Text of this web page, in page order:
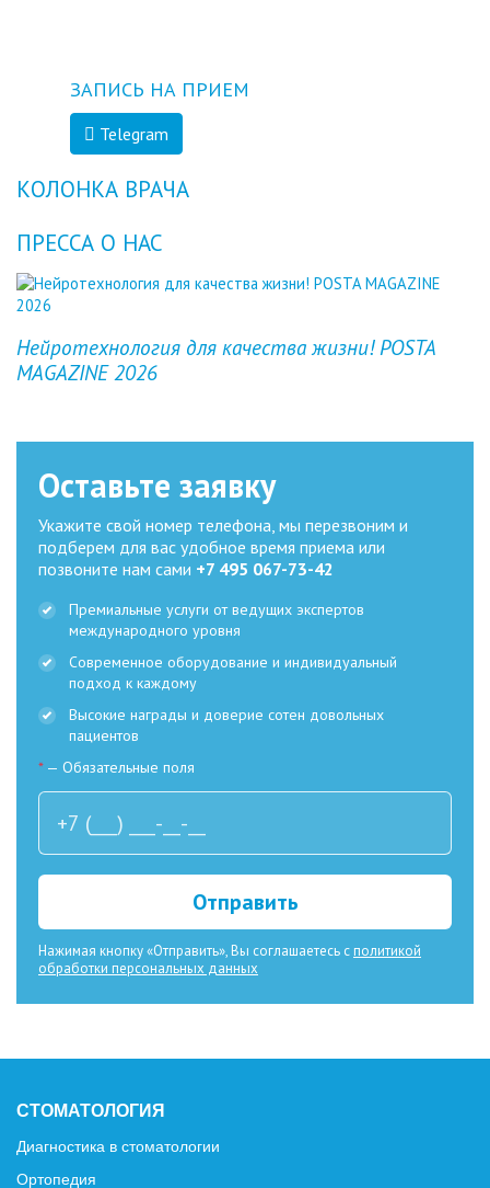
ЗАПИСЬ НА ПРИЕМ
Telegram
КОЛОНКА ВРАЧА
ПРЕССА О НАС
Нейротехнология для качества жизни! POSTA
MAGAZINE 2026
Previous
Оставьте заявку
Укажите свой номер телефона, мы перезвоним и
подберем для вас удобное время приема или
позвоните нам сами +7 495 067-73-42
Премиальные услуги от ведущих экспертов
международного уровня
Современное оборудование и индивидуальный
подход к каждому
Высокие награды и доверие сотен довольных
пациентов
*— Обязательные поля
Отправить
Нажимая кнопку «Отправить», Вы соглашаетесь сполитикой
обработки персональных данных
СТОМАТОЛОГИЯ
Диагностика в стоматологии
Ортопедия